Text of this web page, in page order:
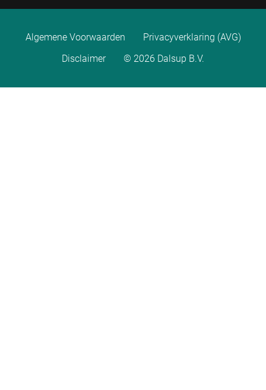
Algemene Voorwaarden
Privacyverklaring (AVG)
Disclaimer
© 2026 Dalsup B.V.